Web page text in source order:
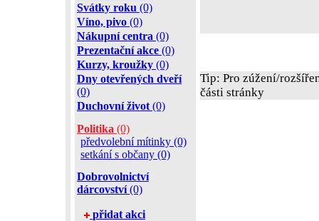
Svátky roku (0)
Víno, pivo (0)
Nákupní centra (0)
Prezentační akce (0)
Kurzy, kroužky (0)
Dny otevřených dveří
(0)
Duchovní život (0)
Politika (0)
předvolební mítinky (0)
setkání s občany (0)
Dobrovolnictví
dárcovství(0)
přidat akci
Tip: Pro zúžení/
části stránky